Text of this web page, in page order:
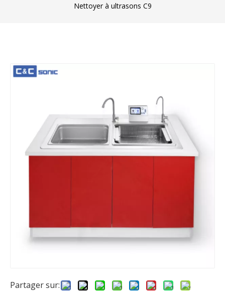
Nettoyer à ultrasons C9
Partager sur: